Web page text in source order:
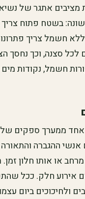
מציבים אתגר של
בשטח פתוח צריך
חשמל צריך
סצנה, וכך נחסך
חשמל, נקודות
אחד ממערך ספקים
אנשי ההגברה
מרחב או אותו חלון
אירוע חלק. ככל
ולחיכוכים ביום